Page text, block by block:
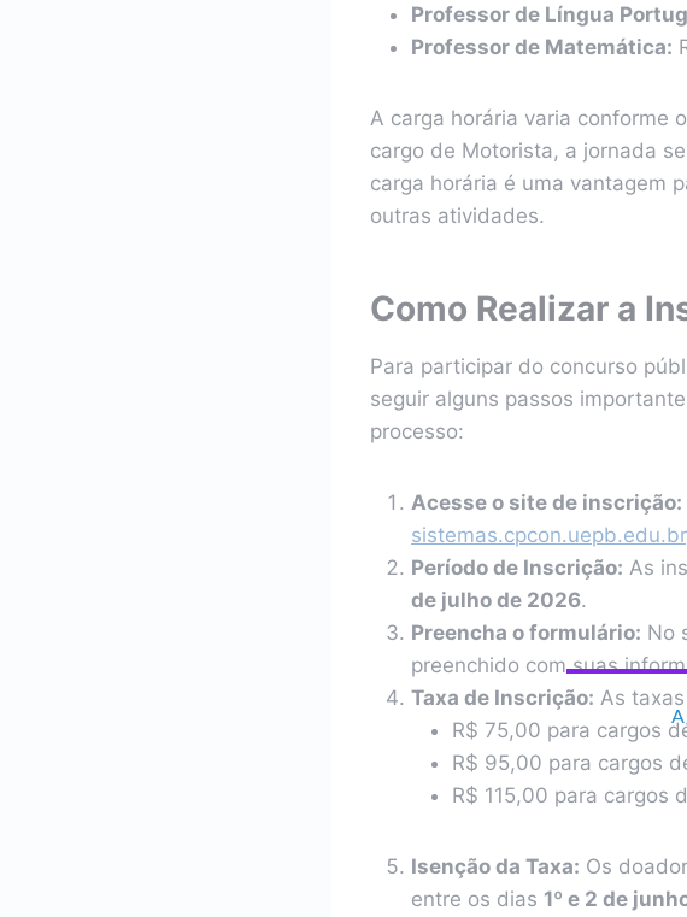
Professor de Língua
Professor de Matemática:
A carga horária varia conforme
cargo de Motorista, a jornada
carga horária é uma vantagem
outras atividades.
Como Realizar a
Para participar do concurso
seguir alguns passos
processo:
Acesse o site de inscrição:
sistemas.cpcon.uepb.edu.br
Período de Inscrição: As
de julho de 2026.
Preencha o formulário: No
preenchido com suas
Taxa de Inscrição: As
R$ 75,00 para cargos
R$ 95,00 para cargos
R$ 115,00 para cargos
Isenção da Taxa: Os
entre os dias 1º e 2 de